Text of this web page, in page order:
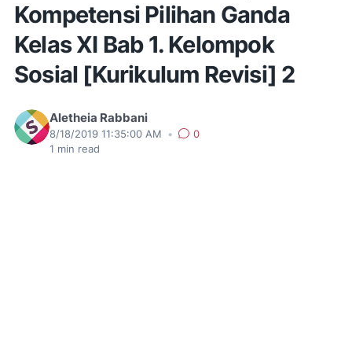
Kompetensi Pilihan Ganda
Kelas XI Bab 1. Kelompok
Sosial [Kurikulum Revisi] 2
Aletheia Rabbani
8/18/2019 11:35:00 AM •
0
1 min read